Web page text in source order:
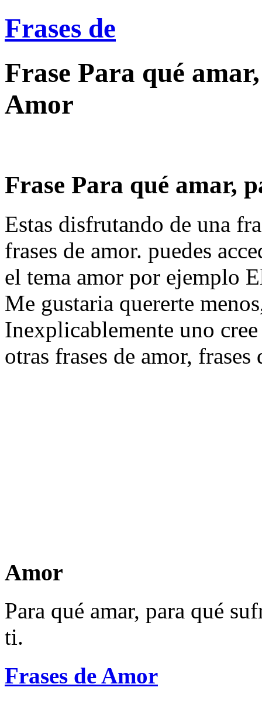
Frases de
Frase Para qué
Amor
Frase Para qué amar,
Estas disfrutando de una
frases de amor. puedes
el tema amor por ejemplo
Me gustaria quererte
Inexplicablemente uno
otras frases de amor,
Amor
Para qué amar, para qué
ti.
Frases de Amor